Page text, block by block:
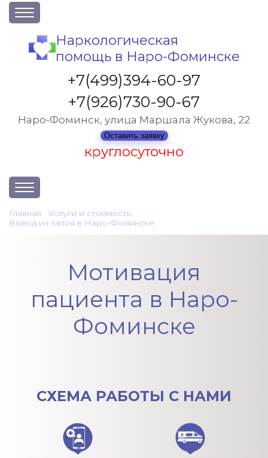
О клинике
Акции
Вакансии
Лицензии
Статьи
Наркологическая
помощь в Наро-Фоминске
+7(499)394-60-97
+7(926)730-90-67
Наро-Фоминск, улица Маршала Жукова, 22
Оставить заявку
круглосуточно
Услуги и стоимость
Отзывы
Главная Услуги и стоимость
Вывод из запоя в Наро-Фоминске
Мотивация
пациента в Наро-
Фоминске
СХЕМА РАБОТЫ С НАМИ